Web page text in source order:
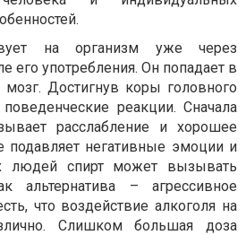
на организм уже через
его употребления. Он попадает в
Достигнув коры головного
реакции. Сначала
расслабление и хорошее
подавляет негативные эмоции и
людей спирт может вызывать
альтернатива – агрессивное
что воздействие алкоголя на
Слишком большая доза